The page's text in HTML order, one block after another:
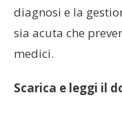
diagnosi e la
sia acuta che
medici.
Scarica e leggi il